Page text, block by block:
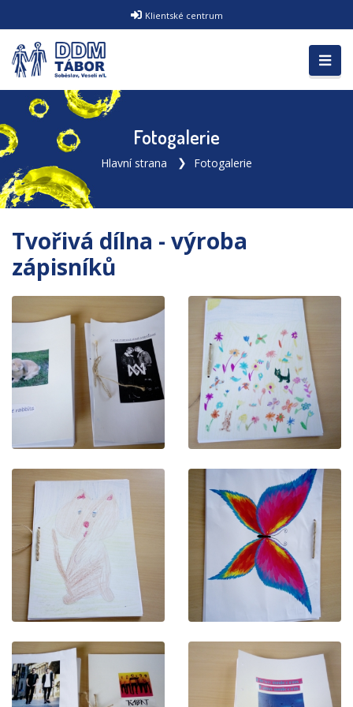
Klientské centrum
Fotogalerie
Hlavní strana Fotogalerie
Tvořivá dílna - výroba
zápisníků